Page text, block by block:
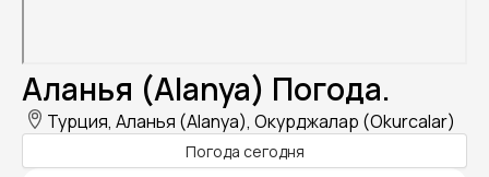
Аланья (Alanya) Погода.
Турция, Аланья (Alanya), Окурджалар (Okurcalar)
Погода сегодня